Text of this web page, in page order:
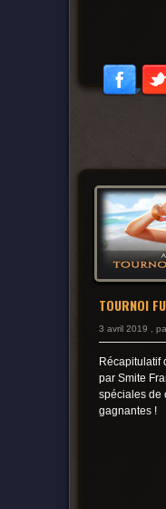
TOURNOI
3 avril 2019 ,
Récapitulatif
par Smite
spéciales de
gagnantes !